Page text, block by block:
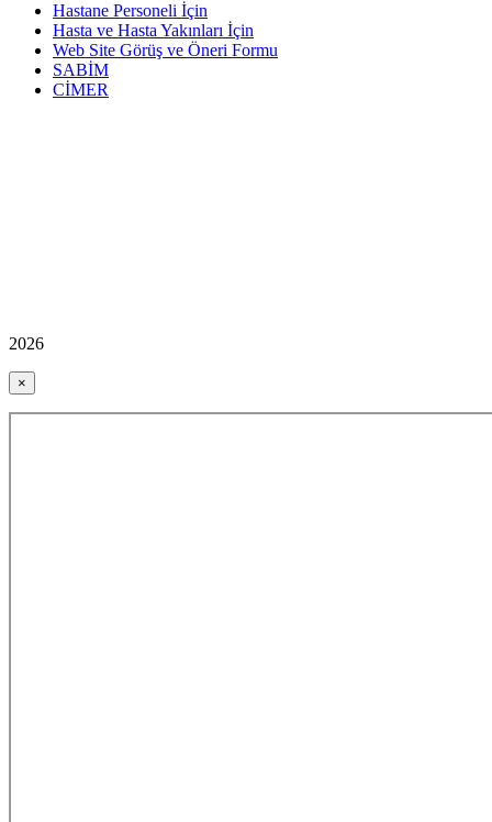
Hastane Personeli İçin
Hasta ve Hasta Yakınları İçin
Web Site Görüş ve Öneri Formu
SABİM
CİMER
2026
×